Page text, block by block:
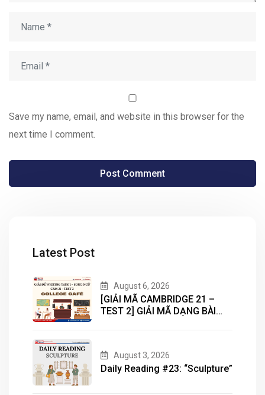
Save my name, email, and website in this browser for the
next time I comment.
Latest Post
August 6, 2026
[GIẢI MÃ CAMBRIDGE 21 –
TEST 2] GIẢI MÃ DẠNG BÀI
August 3, 2026
Daily Reading #23: “Sculpture”